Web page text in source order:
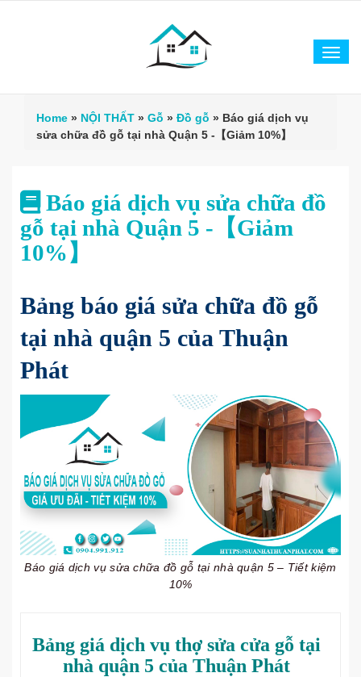
Home » NỘI THẤT » Gỗ » Đồ gỗ » Báo giá dịch vụ
sửa chữa đồ gỗ tại nhà Quận 5 -【Giảm 10%】
Báo giá dịch vụ sửa chữa đồ
gỗ tại nhà Quận 5 -【Giảm
10%】
Bảng báo giá sửa chữa đồ gỗ
tại nhà quận 5 của Thuận
Phát
Báo giá dịch vụ sửa chữa đồ gỗ tại nhà quận 5 – Tiết kiệm
10%
Bảng giá dịch vụ thợ sửa cửa gỗ tại
nhà quận 5 của Thuận Phát